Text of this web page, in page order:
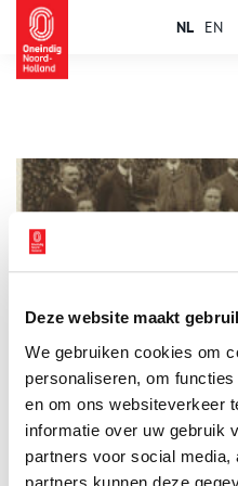
Deze website maakt
We gebruiken cookies om
personaliseren, om
en om ons websiteverkeer
informatie over uw gebruik
partners voor social
partners kunnen deze
NL EN
werkende stand in de
Van 1875 tot en met 1903
christelijk onderwijs in de
gevestigd. Deze school was
tweede helft van de 19de
schoolstrijd nog in volle gang
bijzondere school was niet